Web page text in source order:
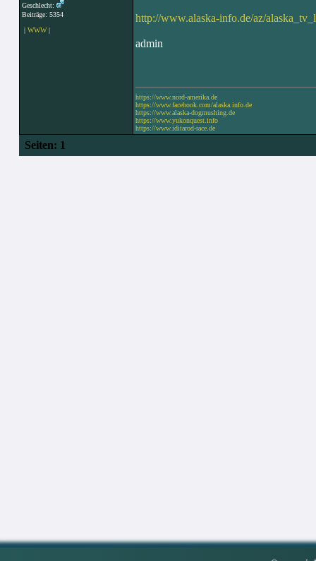
Geschlecht:
Beiträge: 5354
| WWW|
http://www.alaska-info.de/az/
admin
https://www.nord-amerika.de
https://www.facebook.com/alaska.info.de
https://www.alaska-dogmushing.de
https://www.yukonquest.info
https://www.iditarod-race.de
Seiten: 1